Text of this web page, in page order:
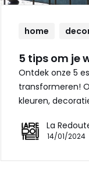
home
5 tips om je
Ontdek onze 5
transformeren!
kleuren,
La
14/01/2024